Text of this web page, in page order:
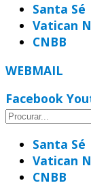
Santa Sé
Vatican
CNBB
WEBMAIL
Facebook
Santa Sé
Vatican
CNBB